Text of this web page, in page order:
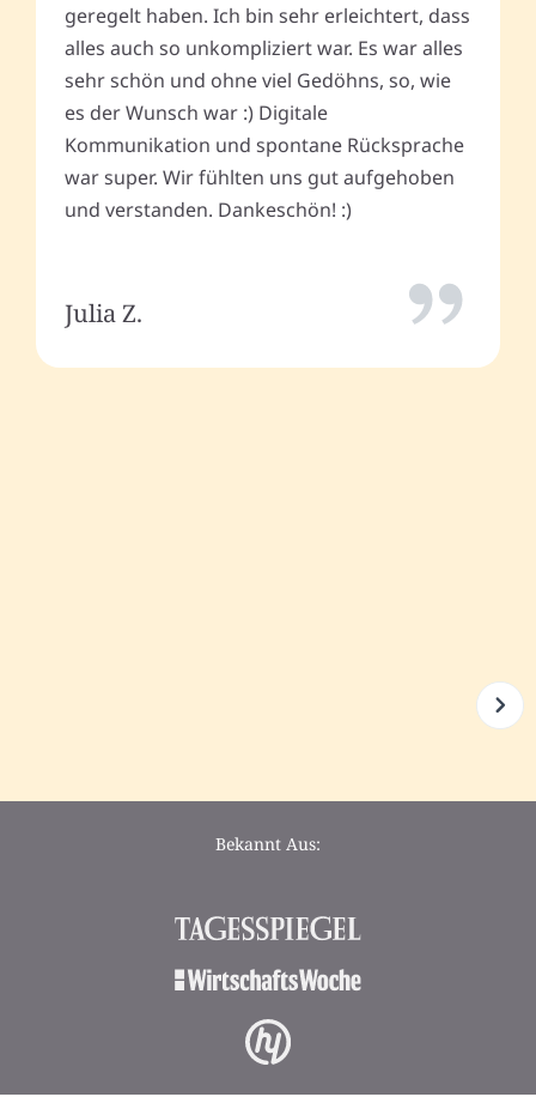
geregelt haben. Ich bin sehr erleichtert, dass
alles auch so unkompliziert war. Es war alles
sehr schön und ohne viel Gedöhns, so, wie
es der Wunsch war :) Digitale
Kommunikation und spontane Rücksprache
war super. Wir fühlten uns gut aufgehoben
und verstanden. Dankeschön! :)
Julia Z.
Bekannt Aus: